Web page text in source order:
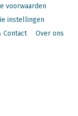
voorwaarden
instellingen
Contact Over ons